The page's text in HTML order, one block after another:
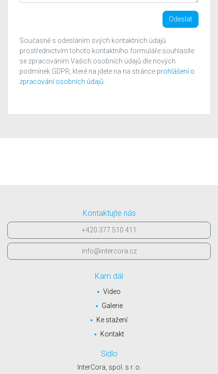
Odeslat
Současně s odesláním svých kontaktních údajů
prostřednictvím tohoto kontaktního formuláře souhlasíte
se zpracováním Vašich osobních údajů dle nových
podmínek GDPR, které na jdete na na stránce prohlášení o
zpracování osobních údajů
Kontaktujte nás
+420 377 510 411
info@intercora.cz
Kam dál
Video
Galerie
Ke stažení
Kontakt
Sídlo
InterCora, spol. s r. o.